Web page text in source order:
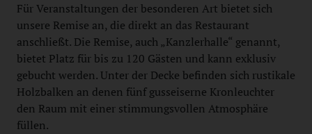
Für Veranstaltungen der besonderen Art bietet sich
unsere Remise an, die direkt an das Restaurant
anschließt. Die Remise, auch „Kanzlerhalle“ genannt,
bietet Platz für bis zu 120 Gästen und kann exklusiv
gebucht werden. Unter der Decke befinden sich rustikale
Holzbalken an denen fünf gusseiserne Kronleuchter
den Raum mit einer stimmungsvollen Atmosphäre
füllen.